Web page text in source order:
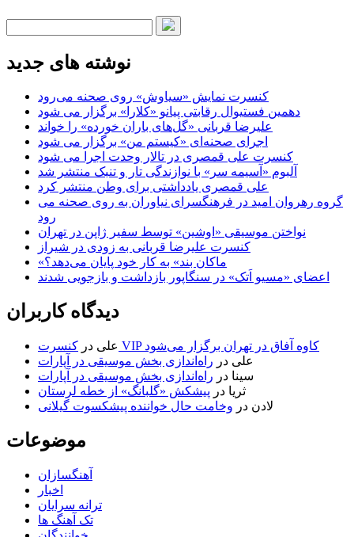
نوشته های جدید
کنسرت‌ نمایش «سیاوش» روی صحنه می‌رود
دهمین فستیوال رقابتی پیانو «کلارا» برگزار می شود
علیرضا قربانی «گل‌های باران خورده» را خواند
اجرای صحنه‌ای «کیستم من» برگزار می شود
کنسرت علی قمصری در تالار وحدت اجرا می شود
آلبوم «آسیمه سر» با نوازندگی تار و تنبک منتشر شد
علی قمصری یادداشتی برای وطن منتشر کرد
گروه رهروان امید در فرهنگسرای نیاوران به روی صحنه می
رود
نواختن موسیقی «اوشین» توسط سفیر ژاپن در تهران
کنسرت علیرضا قربانی به زودی در شیراز
«ماکان بند» به کار خود پایان می‌دهد؟
اعضای «مسیو اَتک» در سنگاپور بازداشت و بازجویی شدند
دیدگاه کاربران
علی در
کنسرت VIP کاوه آفاق در تهران برگزار می‌شود
علی در راه‌اندازی بخش موسیقی در آپارات
سینا در راه‌اندازی بخش موسیقی در آپارات
ثریا در پیشکش «گلبانگ» از خطه لرستان
لادن در وخامت حال خواننده پیشکسوت گیلانی
موضوعات
آهنگسازان
اخبار
ترانه سرایان
تک آهنگ ها